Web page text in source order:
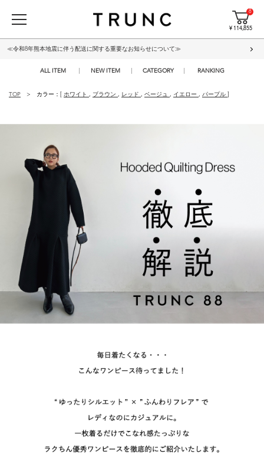
8
¥ 114,855
≪令和8年熊本地震に伴う配送に関する重要なお知らせについて≫
ALL ITEM NEW ITEM CATEGORY RANKING
TOP カラー：[ ホワイト , ブラウン , レッド , ベージュ , イエロー , パープル